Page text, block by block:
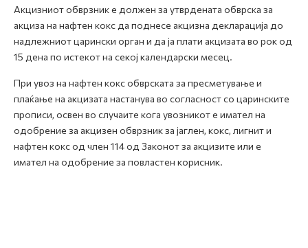
Акцизниот обврзник е должен за утврдената обврска за
акциза на нафтен кокс да поднесе акцизна декларација до
надлежниот царински орган и да ја плати акцизата во рок од
15 дена по истекот на секој календарски месец.
При увоз на нафтен кокс обврската за пресметување и
плаќање на акцизата настанува во согласност со царинските
прописи, освен во случаите кога увозникот е имател на
одобрение за акцизен обврзник за јаглен, кокс, лигнит и
нафтен кокс од член 114 од Законот за акцизите или е
имател на одобрение за повластен корисник.